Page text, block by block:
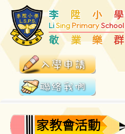
李 陞 小 學
LiSingPrimarySchool
敬 業 樂 群
家教會活動